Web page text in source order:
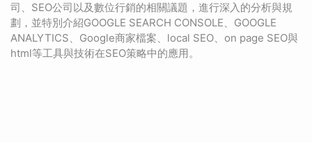
司、SEO公司以及數位行銷的相關議題，進行深入的分析與規
劃，並特別介紹GOOGLE SEARCH CONSOLE、GOOGLE
ANALYTICS、Google商家檔案、local SEO、on page SEO與
html等工具與技術在SEO策略中的應用。